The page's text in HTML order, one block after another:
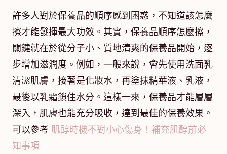
許多人對於保養品的順序感到困惑，不知道該怎麼
擦才能發揮最大功效。其實，保養品順序怎麼擦，
關鍵就在於從分子小、質地清爽的保養品開始，逐
步增加滋潤度。例如，一般來說，會先使用洗面乳
清潔肌膚，接著是化妝水，再塗抹精華液、乳液，
最後以乳霜鎖住水分。這樣一來，保養品才能層層
深入，肌膚也能充分吸收，達到最佳的保養效果。
可以參考 肌醇時機不對小心傷身！補充肌醇前必
知事項